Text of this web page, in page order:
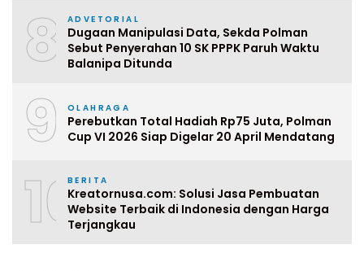
8 ADVETORIAL
Dugaan Manipulasi Data, Sekda Polman
Sebut Penyerahan 10 SK PPPK Paruh Waktu
Balanipa Ditunda
9 OLAHRAGA
Perebutkan Total Hadiah Rp75 Juta, Polman
Cup VI 2026 Siap Digelar 20 April Mendatang
10BERITA
Kreatornusa.com: Solusi Jasa Pembuatan
Website Terbaik di Indonesia dengan Harga
Terjangkau